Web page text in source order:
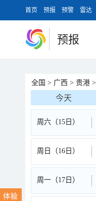
首页 预报 预警 雷达
预报
全国 > 广西 > 贵港 >
今天
周六（15日）
周日（16日）
周一（17日）